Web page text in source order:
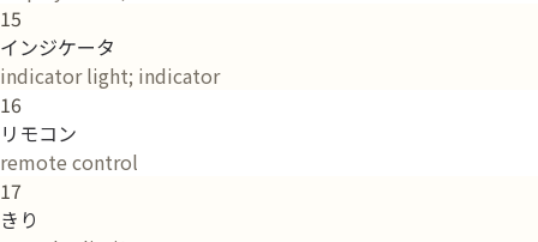
15
インジケータ
indicator light; indicator
16
リモコン
remote control
17
きり